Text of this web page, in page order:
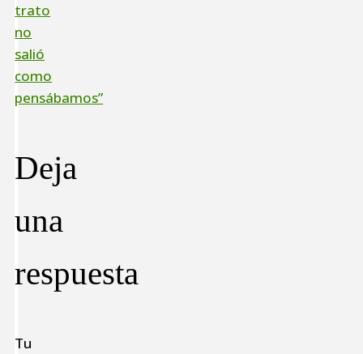
trato
no
salió
como
pensábamos”
Deja
una
respuesta
Tu